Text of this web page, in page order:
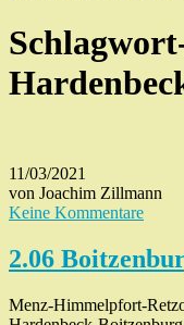
11/03/2021
von Joachim Zillmann
Keine Kommentare
2.06
Menz-Himmelpfort-